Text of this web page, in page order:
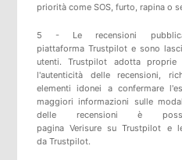
priorità come SOS, furto, rapina o
5 - Le recensioni
piattaforma Trustpilote sono
utenti.Trustpilot adotta proprie
l'autenticità delle recensioni,
elementi idonei a confermare
maggiori informazioni sulle
delle recensioni è
paginaVerisure suTrustpilot e
da Trustpilot.